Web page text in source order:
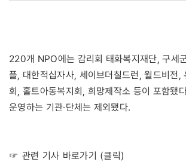
220개 NPO에는 감리회 태화복지재단, 구세
플, 대한적십자사, 세이브더칠드런, 월드비전,
회, 홀트아동복지회, 희망제작소 등이 포함됐
운영하는 기관·단체는 제외됐다.
☞ 관련 기사 바로가기 (클릭)